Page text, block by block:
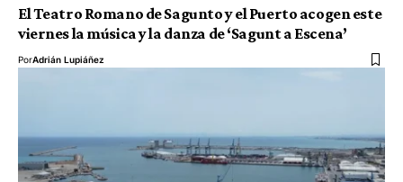
El Teatro Romano de Sagunto y el Puerto acogen este
viernes la música y la danza de ‘Sagunt a Escena’
PorAdrián Lupiáñez